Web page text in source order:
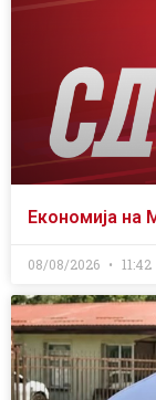
Економија на
08/08/2026 11:42